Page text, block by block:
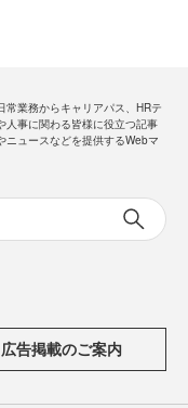
常業務からキャリアパス、HRテ
人事に関わる皆様に役立つ記事
ニュースなどを提供するWebマ
広告掲載のご案内